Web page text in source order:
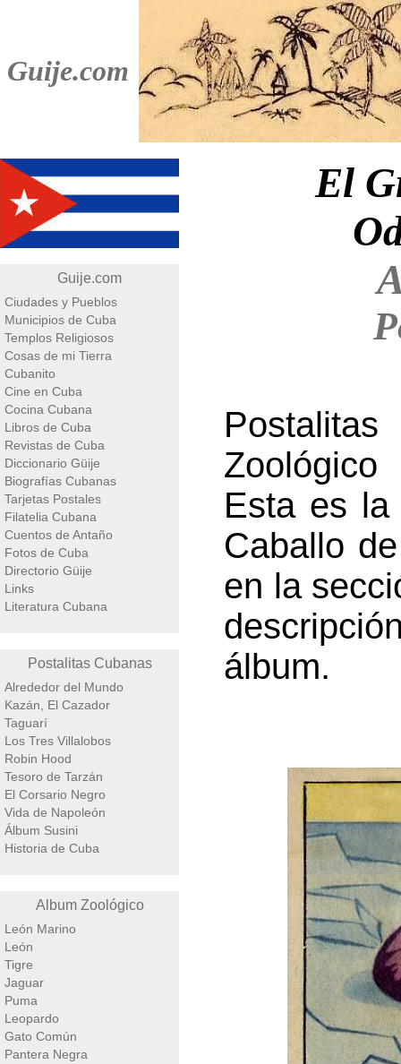
Guije.com
Guije.com
Ciudades y Pueblos
Municipios de Cuba
Templos Religiosos
Cosas de mi Tierra
Cubanito
Cine en Cuba
Cocina Cubana
Libros de Cuba
Revistas de Cuba
Diccionario Güije
Biografías Cubanas
Tarjetas Postales
Filatelia Cubana
Cuentos de Antaño
Fotos de Cuba
Directorio Güije
Links
Literatura Cubana
Postalitas Cubanas
Alrededor del Mundo
Kazán, El Cazador
Taguarí
Los Tres Villalobos
Robin Hood
Tesoro de Tarzán
El Corsario Negro
Vida de Napoleón
Álbum Susini
Historia de Cuba
Album Zoológico
León Marino
León
Tigre
Jaguar
Puma
Leopardo
Gato Común
Pantera Negra
El
Esta es
Caballo
en la
álbum.